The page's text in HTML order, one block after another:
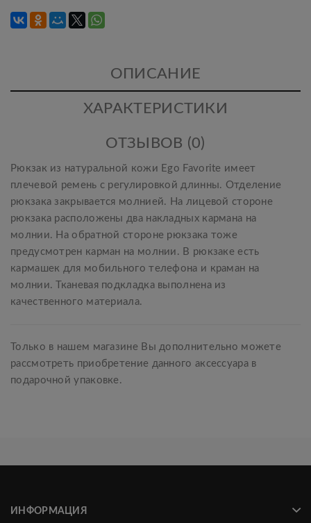
ОПИСАНИЕ
ХАРАКТЕРИСТИКИ
ОТЗЫВОВ (0)
Рюкзак из натуральной кожи Ego Favorite имеет
плечевой ремень с регулировкой длинны. Отделение
рюкзака закрывается молнией. На лицевой стороне
рюкзака расположены два накладных кармана на
молнии. На обратной стороне рюкзака тоже
предусмотрен карман на молнии. В рюкзаке есть
кармашек для мобильного телефона и краман на
молнии. Тканевая подкладка выполнена из
качественного материала.
Только в нашем магазине Вы дополнительно можете
рассмотреть приобретение данного аксессуара в
подарочной упаковке.
ИНФОРМАЦИЯ